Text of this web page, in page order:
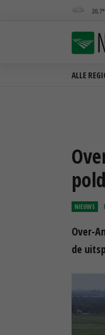
20,7
ALLE
NIEUWS
Over-
de